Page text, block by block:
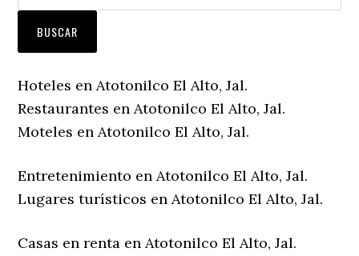
Hoteles en Atotonilco El Alto, Jal.
Restaurantes en Atotonilco El Alto, Jal.
Moteles en Atotonilco El Alto, Jal.
Entretenimiento en Atotonilco El Alto, Jal.
Lugares turísticos en Atotonilco El Alto, Jal.
Casas en renta en Atotonilco El Alto, Jal.